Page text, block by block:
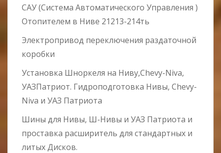
САУ (Система Автоматического Управления )
Отопителем в Ниве 21213-214ть
Электропривод переключения раздаточной
коробки
Установка Шноркеля на Ниву,Chevy-Niva,
УАЗПатриот. Гидроподготовка Нивы, Chevy-
Niva и УАЗ Патриота
Шины для Нивы, Ш-Нивы и УАЗ Патриота и
проставка расширитель для стандартных и
литых Дисков.